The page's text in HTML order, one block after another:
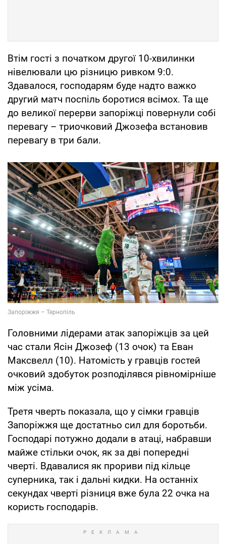
Втім гості з початком другої 10-хвилинки
нівелювали цю різницю ривком 9:0.
Здавалося, господарям буде надто важко
другий матч поспіль боротися всімох. Та ще
до великої перерви запоріжці повернули собі
перевагу – триочковий Джозефа встановив
перевагу в три бали.
Головними лідерами атак запоріжців за цей
час стали Ясін Джозеф (13 очок) та Еван
Максвелл (10). Натомість у гравців гостей
очковий здобуток розподілявся рівномірніше
між усіма.
Третя чверть показала, що у сімки гравців
Запоріжжя ще достатньо сил для боротьби.
Господарі потужно додали в атаці, набравши
майже стільки очок, як за дві попередні
чверті. Вдавалися як прориви під кільце
суперника, так і дальні кидки. На останніх
секундах чверті різниця вже була 22 очка на
користь господарів.